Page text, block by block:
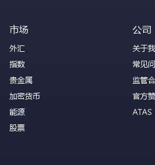
市场
外汇
指数
贵金属
加密货币
能源
股票
公司
关于
常见
监管
官方
ATAS